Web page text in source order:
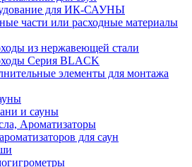
для ИК-САУНЫ
части или расходные материалы
из нержавеющей стали
Cерия BLACK
элементы для монтажа
и сауны
Ароматизаторы
для саун